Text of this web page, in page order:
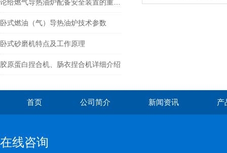
卧式燃油（气）导热油炉技术参数
卧式砂磨机特点及工作原理
胶原蛋白捏合机、肠衣捏合机详细介绍
首页 公司简介 新闻资讯 产
在线咨询